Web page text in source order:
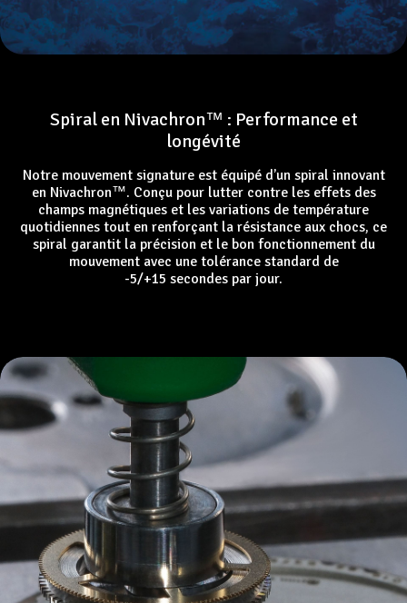
Spiral en Nivachron™ : Performance et
longévité
Notre mouvement signature est équipé d’un spiral innovant
en Nivachron™. Conçu pour lutter contre les effets des
champs magnétiques et les variations de température
quotidiennes tout en renforçant la résistance aux chocs, ce
spiral garantit la précision et le bon fonctionnement du
mouvement avec une tolérance standard de
-5/+15 secondes par jour.